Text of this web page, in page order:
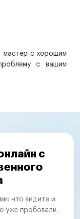
мастер с хорошим
с вашим
с
что видите и
уже пробовали.